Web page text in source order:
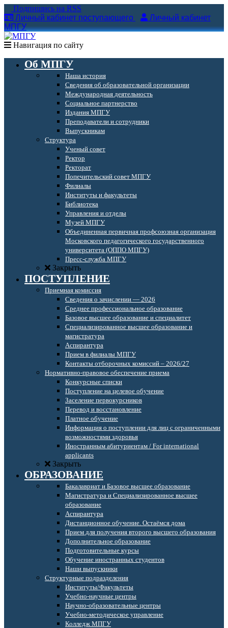
Подпишись на RSS
Личный кабинет поступающего
Личный кабинет
МПГУ
Навигация по сайту
Об МПГУ
Наша история
Сведения об образовательной организации
Международная деятельность
Социальное партнерство
Издания МПГУ
Преподаватели и сотрудники
Выпускникам
Структура
Ученый совет
Ректор
Ректорат
Попечительский совет МПГУ
Филиалы
Институты и факультеты
Библиотека
Управления и отделы
Музей МПГУ
Объединенная первичная профсоюзная организация
Московского педагогического государственного
университета (ОППО МПГУ)
Пресс-служба МПГУ
Закрыть
ПОСТУПЛЕНИЕ
Приемная комиссия
Сведения о зачислении — 2026
Среднее профессиональное образование
Базовое высшее образование и специалитет
Специализированное высшее образование и
магистратура
Аспирантура
Прием в филиалы МПГУ
Контакты отборочных комиссий – 2026/27
Нормативно-правовое обеспечение приема
Конкурсные списки
Поступление на целевое обучение
Заселение первокурсников
Перевод и восстановление
Платное обучение
Информация о поступлении для лиц с ограниченными
возможностями здоровья
Иностранным абитуриентам / For international
applicants
Закрыть
ОБРАЗОВАНИЕ
Бакалавриат и Базовое высшее образование
Магистратура и Специализированное высшее
образование
Аспирантура
Дистанционное обучение. Остаёмся дома
Прием для получения второго высшего образования
Дополнительное образование
Подготовительные курсы
Обучение иностранных студентов
Наши выпускники
Структурные подразделения
Институты/Факультеты
Учебно-научные центры
Научно-образовательные центры
Учебно-методическое управление
Колледж МПГУ